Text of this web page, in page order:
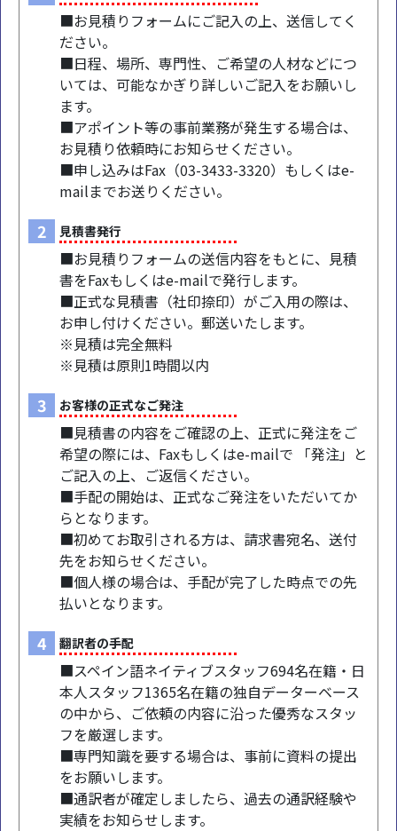
■お見積りフォームにご記入の上、送信してく
ださい。
■日程、場所、専門性、ご希望の人材などにつ
いては、可能なかぎり詳しいご記入をお願いし
ます。
■アポイント等の事前業務が発生する場合は、
お見積り依頼時にお知らせください。
■申し込みはFax（03-3433-3320）もしくはe-
mailまでお送りください。
2 見積書発行
■お見積りフォームの送信内容をもとに、見積
書をFaxもしくはe-mailで発行します。
■正式な見積書（社印捺印）がご入用の際は、
お申し付けください。郵送いたします。
※見積は完全無料
※見積は原則1時間以内
3 お客様の正式なご発注
■見積書の内容をご確認の上、正式に発注をご
希望の際には、Faxもしくはe-mailで 「発注」と
ご記入の上、ご返信ください。
■手配の開始は、正式なご発注をいただいてか
らとなります。
■初めてお取引される方は、請求書宛名、送付
先をお知らせください。
■個人様の場合は、手配が完了した時点での先
払いとなります。
4 翻訳者の手配
■スペイン語ネイティブスタッフ694名在籍・日
本人スタッフ1365名在籍の独自データーベース
の中から、ご依頼の内容に沿った優秀なスタッ
フを厳選します。
■専門知識を要する場合は、事前に資料の提出
をお願いします。
■通訳者が確定しましたら、過去の通訳経験や
実績をお知らせします。